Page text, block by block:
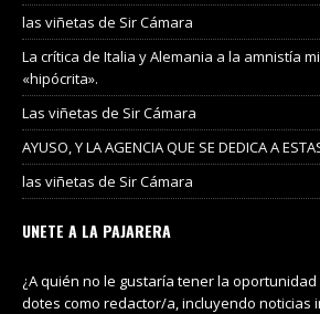
las viñetas de Sir Cámara
La crítica de Italia y Alemania a la amnistía
«hipócrita».
Las viñetas de Sir Cámara
AYUSO, Y LA AGENCIA QUE SE DEDICA A
las viñetas de Sir Cámara
UNETE A LA PAJARERA
¿A quién no le gustaría tener la
dotes como redactor/a, incluyendo noticias